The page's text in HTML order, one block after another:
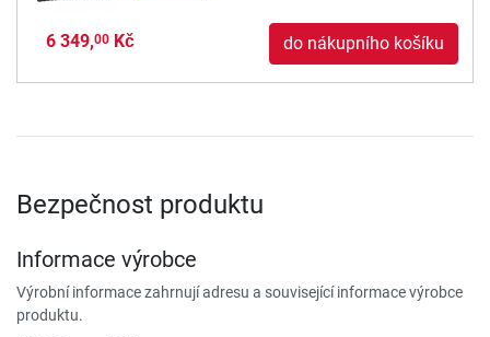
6 349,00Kč do nákupního košíku
Bezpečnost produktu
Informace výrobce
Výrobní informace zahrnují adresu a související informace výrobce
produktu.